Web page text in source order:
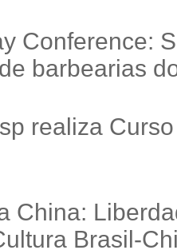
Conference:
barbearias
realiza
China:
Brasil-